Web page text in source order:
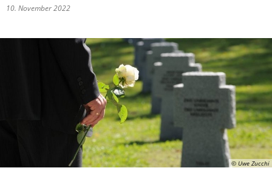
10. November 2022
© Uwe Zucchi